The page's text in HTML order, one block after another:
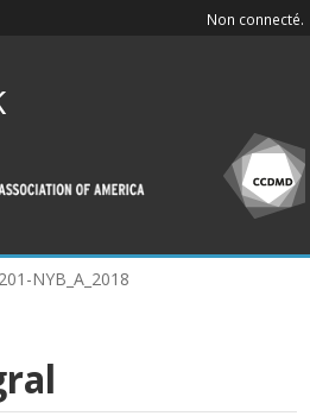
Non connecté.
NYB_A_2018